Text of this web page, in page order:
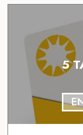
5